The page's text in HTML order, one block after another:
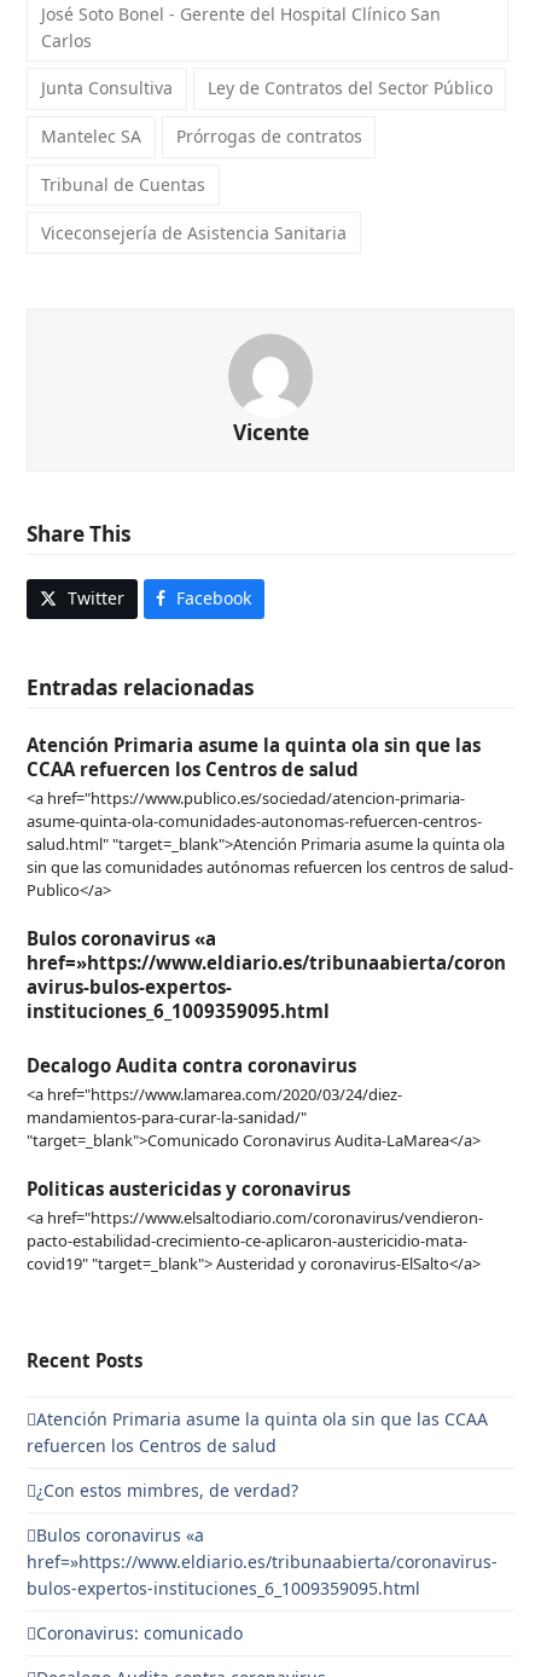
José Soto Bonel - Gerente del Hospital Clínico San
Carlos
Junta Consultiva Ley de Contratos del Sector Público
Mantelec SA Prórrogas de contratos
Tribunal de Cuentas
Viceconsejería de Asistencia Sanitaria
Vicente
Share This
Twitter Facebook
Entradas relacionadas
Atención Primaria asume la quinta ola sin que las
CCAA refuercen los Centros de salud
<a href="https://www.publico.es/sociedad/atencion-primaria-
asume-quinta-ola-comunidades-autonomas-refuercen-centros-
salud.html" "target=_blank">Atención Primaria asume la quinta ola
sin que las comunidades autónomas refuercen los centros de salud-
Publico</a>
Bulos coronavirus «a
href=»https://www.eldiario.es/tribunaabierta/coron
avirus-bulos-expertos-
instituciones_6_1009359095.html
Decalogo Audita contra coronavirus
<a href="https://www.lamarea.com/2020/03/24/diez-
mandamientos-para-curar-la-sanidad/"
"target=_blank">Comunicado Coronavirus Audita-LaMarea</a>
Politicas austericidas y coronavirus
<a href="https://www.elsaltodiario.com/coronavirus/vendieron-
pacto-estabilidad-crecimiento-ce-aplicaron-austericidio-mata-
covid19" "target=_blank"> Austeridad y coronavirus-ElSalto</a>
Recent Posts
Atención Primaria asume la quinta ola sin que las CCAA
refuercen los Centros de salud
¿Con estos mimbres, de verdad?
Bulos coronavirus «a
href=»https://www.eldiario.es/tribunaabierta/coronavirus-
bulos-expertos-instituciones_6_1009359095.html
Coronavirus: comunicado